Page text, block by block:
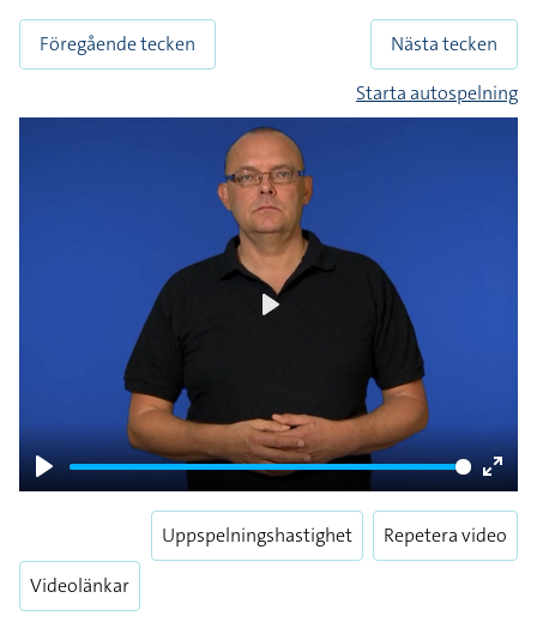
Föregående tecken
Nästa tecken
Starta autospelning
Play
Enter
Videolänkar
Uppspelningshastighet Repetera video